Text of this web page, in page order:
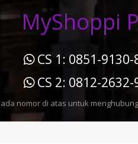
MyShoppi
CS 1: 0851-9130-
CS 2: 0812-2632-
nomor di atas untuk